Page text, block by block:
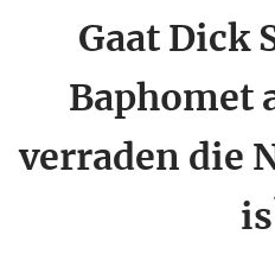
Gaat Dick
Baphomet
verraden die